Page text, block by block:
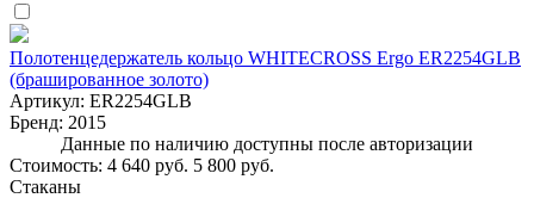
Полотенцедержатель кольцо WHITECROSS Ergo ER2254GLB
(брашированное золото)
Артикул: ER2254GLB
Бренд: 2015
Данные по наличию доступны после авторизации
Стоимость: 4 640 руб. 5 800 руб.
Стаканы